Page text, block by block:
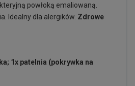
powłoką emaliowaną.
Idealny dla alergików. Zdrowe
1x patelnia (pokrywka na